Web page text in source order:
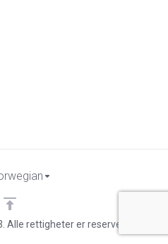
Alle rettigheter er reservert.